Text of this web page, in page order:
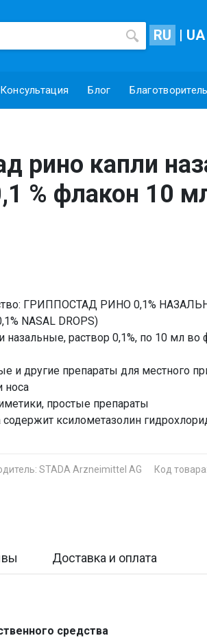
RU | UA
Консультация Блог
рино капли
% флакон 10
ГРИППОСТАД РИНО 0,1%
NASAL DROPS)
раствор 0,1%, по 10 мл во
и другие препараты для местного
носа
простые препараты
содержит ксилометазолин
STADA Arzneimittel AG Код
Доставка и оплата
средства